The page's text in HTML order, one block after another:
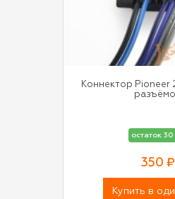
Коннектор Pioneer
остаток
350 ₽
Купить в